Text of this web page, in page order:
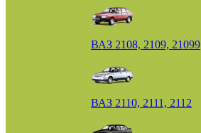
ВАЗ 2108, 2109, 21099
ВАЗ 2110, 2111, 2112